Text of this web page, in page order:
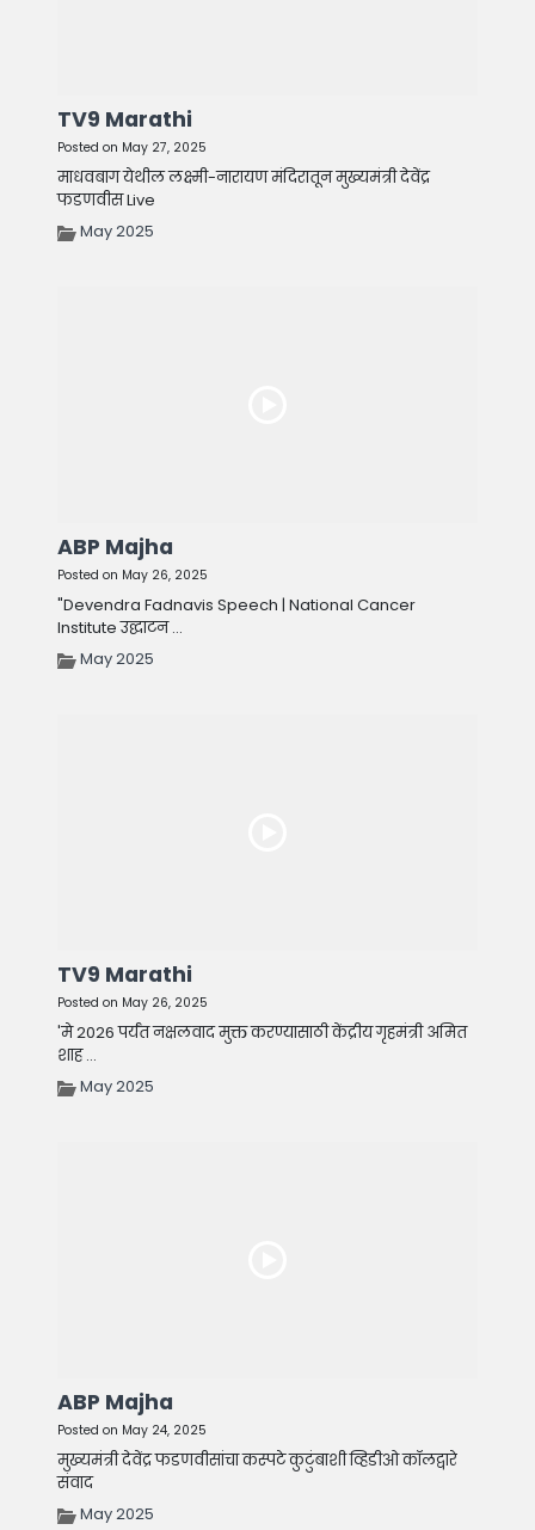
TV9 Marathi
Posted on May 27, 2025
माधवबाग येथील लक्ष्मी-नारायण मंदिरातून मुख्यमंत्री देवेंद्र
फडणवीस Live
May 2025
ABP Majha
Posted on May 26, 2025
"Devendra Fadnavis Speech | National Cancer
Institute उद्घाटन ...
May 2025
TV9 Marathi
Posted on May 26, 2025
'मे 2026 पर्यंत नक्षलवाद मुक्त करण्यासाठी केंद्रीय गृहमंत्री अमित
शाह ...
May 2025
ABP Majha
Posted on May 24, 2025
मुख्यमंत्री देवेंद्र फडणवीसांचा कस्पटे कुटुंबाशी व्हिडीओ कॉलद्वारे
संवाद
May 2025